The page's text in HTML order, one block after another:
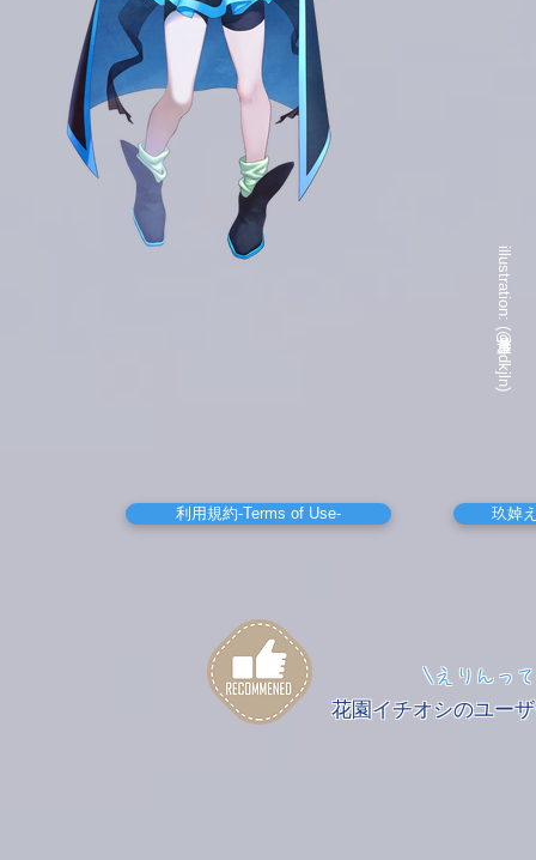
​illustration: 葉月透(@hdkjln)
利用規約-Terms of Use- 玖婥
\えりんっ
花園イチオシのユー